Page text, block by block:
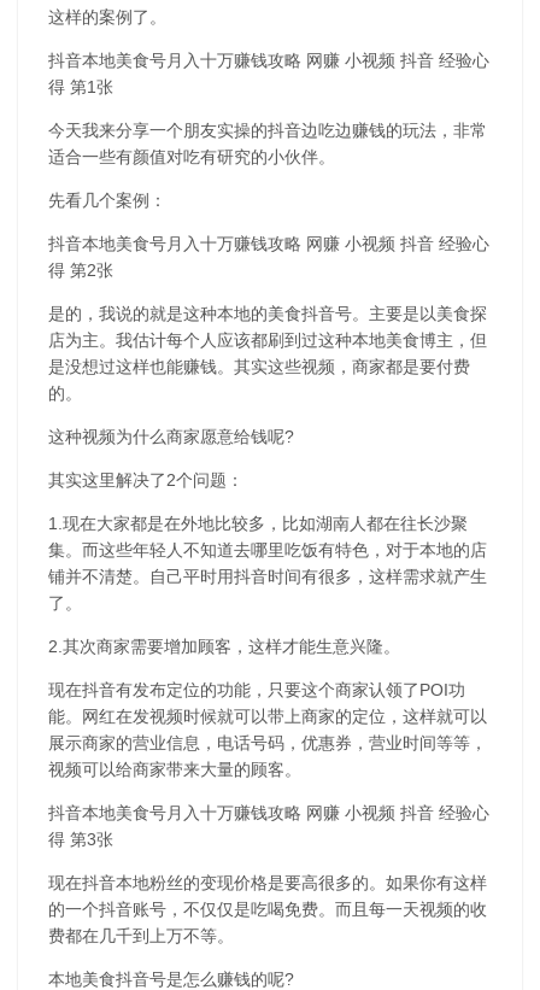
这样的案例了。
抖音本地美食号月入十万赚钱攻略 网赚 小视频 抖音 经验心
得 第1张
今天我来分享一个朋友实操的抖音边吃边赚钱的玩法，非常
适合一些有颜值对吃有研究的小伙伴。
先看几个案例：
抖音本地美食号月入十万赚钱攻略 网赚 小视频 抖音 经验心
得 第2张
是的，我说的就是这种本地的美食抖音号。主要是以美食探
店为主。我估计每个人应该都刷到过这种本地美食博主，但
是没想过这样也能赚钱。其实这些视频，商家都是要付费
的。
这种视频为什么商家愿意给钱呢?
其实这里解决了2个问题：
1.现在大家都是在外地比较多，比如湖南人都在往长沙聚
集。而这些年轻人不知道去哪里吃饭有特色，对于本地的店
铺并不清楚。自己平时用抖音时间有很多，这样需求就产生
了。
2.其次商家需要增加顾客，这样才能生意兴隆。
现在抖音有发布定位的功能，只要这个商家认领了POI功
能。网红在发视频时候就可以带上商家的定位，这样就可以
展示商家的营业信息，电话号码，优惠券，营业时间等等，
视频可以给商家带来大量的顾客。
抖音本地美食号月入十万赚钱攻略 网赚 小视频 抖音 经验心
得 第3张
现在抖音本地粉丝的变现价格是要高很多的。如果你有这样
的一个抖音账号，不仅仅是吃喝免费。而且每一天视频的收
费都在几千到上万不等。
本地美食抖音号是怎么赚钱的呢?